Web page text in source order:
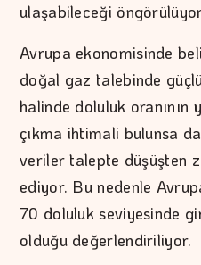
ulaşabileceği
Avrupa ekonomisinde
doğal gaz talebinde
halinde doluluk oranının
çıkma ihtimali bulunsa
veriler talepte düşüşten
ediyor. Bu nedenle
70 doluluk seviyesinde
olduğu değerlendiriliyor.